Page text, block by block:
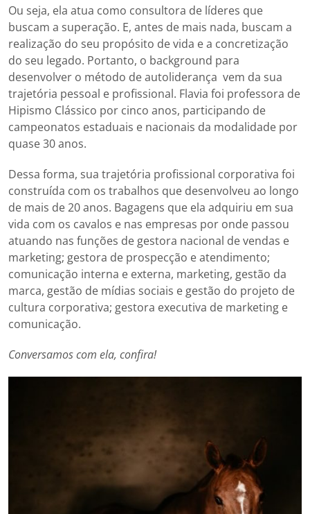
Ou seja, ela atua como consultora de líderes que
buscam a superação. E, antes de mais nada, buscam a
realização do seu propósito de vida e a concretização
do seu legado. Portanto, o background para
desenvolver o método de autoliderança vem da sua
trajetória pessoal e profissional. Flavia foi professora de
Hipismo Clássico por cinco anos, participando de
campeonatos estaduais e nacionais da modalidade por
quase 30 anos.
Dessa forma, sua trajetória profissional corporativa foi
construída com os trabalhos que desenvolveu ao longo
de mais de 20 anos. Bagagens que ela adquiriu em sua
vida com os cavalos e nas empresas por onde passou
atuando nas funções de gestora nacional de vendas e
marketing; gestora de prospecção e atendimento;
comunicação interna e externa, marketing, gestão da
marca, gestão de mídias sociais e gestão do projeto de
cultura corporativa; gestora executiva de marketing e
comunicação.
Conversamos com ela, confira!